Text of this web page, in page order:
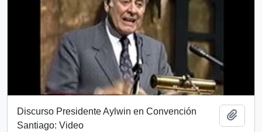
Discurso Presidente Aylwin en Convención
Santiago: Video